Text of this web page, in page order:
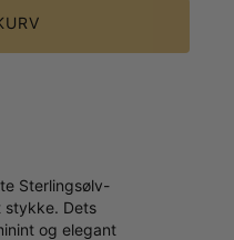
Sterlingsølv-
stykke. Dets
og elegant